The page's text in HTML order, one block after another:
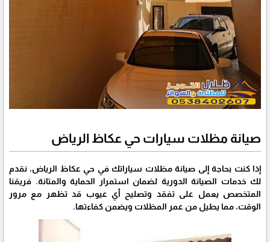
صيانة مظلات سيارات حي عكاظ الرياض
إذا كنت بحاجة إلى صيانة مظلات سياراتك في حي عكاظ الرياض، نقدم
لك خدمات الصيانة الدورية لضمان استمرار الحماية والمتانة. فريقنا
المتخصص يعمل على تفقد وتصليح أي عيوب قد تظهر مع مرور
الوقت، مما يطيل من عمر المظلات ويضمن كفاءتها.